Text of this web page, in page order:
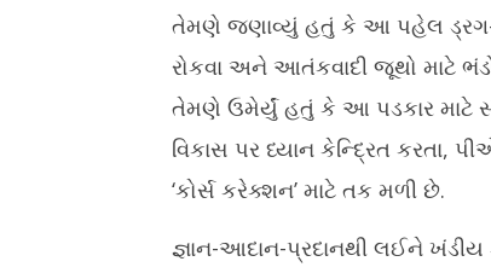
તેમણે જણાવ્યું હતું કે આ પહેલ ડ્રગ-
રોકવા અને આતંકવાદી જૂથો માટે
તેમણે ઉમેર્યું હતું કે આ પડકાર માટે
વિકાસ પર ધ્યાન કેન્દ્રિત કરતા,
‘કોર્સ કરેક્શન’ માટે તક મળી છે.
જ્ઞાન-આદાન-પ્રદાનથી લઈને ખંડીય